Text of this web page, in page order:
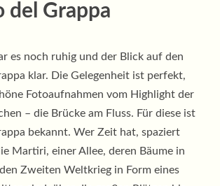
del Grappa
es noch ruhig und der Blick auf den
klar. Die Gelegenheit ist perfekt,
Fotoaufnahmen vom Highlight der
– die Brücke am Fluss. Für diese ist
bekannt. Wer Zeit hat, spaziert
Martiri, einer Allee, deren Bäume in
Zweiten Weltkrieg in Form eines